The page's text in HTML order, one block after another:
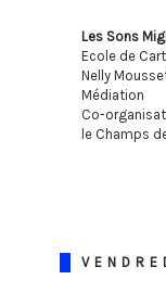
Les Sons
Ecole de
Nelly
Médiation
Co-
le Champs